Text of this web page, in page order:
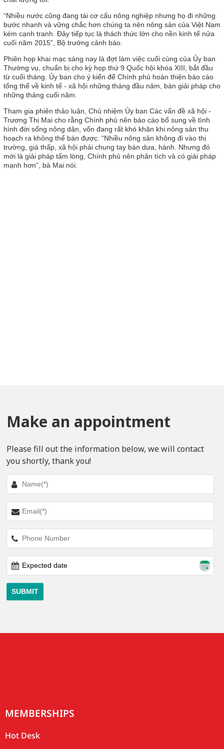
“Nhiều nước cũng đang tái cơ cấu nông nghiệp nhưng họ đi những
bước nhanh và vững chắc hơn chúng ta nên nông sản của Việt Nam
kém cạnh tranh. Đây tiếp tục là thách thức lớn cho nền kinh tế nửa
cuối năm 2015”, Bộ trưởng cảnh báo.
Phiên họp khai mạc sáng nay là đợt làm việc cuối cùng của Ủy ban
Thường vụ, chuẩn bị cho kỳ họp thứ 9 Quốc hội khóa XIII, bắt đầu
từ cuối tháng. Ủy ban cho ý kiến để Chính phủ hoàn thiện báo cáo
tổng thể về kinh tế - xã hội những tháng đầu năm, bàn giải pháp cho
những tháng cuối năm.
Tham gia phiên thảo luận, Chủ nhiệm Ủy ban Các vấn đề xã hội -
Trương Thị Mai cho rằng Chính phủ nên báo cáo bổ sung về tình
hình đời sống nông dân, vốn đang rất khó khăn khi nông sản thu
hoạch ra không thể bán được. “Nhiều nông sản không đi vào thị
trường, giá thấp, xã hội phải chung tay bán dưa, hành. Nhưng đó
mới là giải pháp tấm lòng, Chính phủ nên phân tích và có giải pháp
mạnh hơn”, bà Mai nói.
Make an appointment
Please fill out the information below, we will contact
you shortly, thank you!
MEMBERSHIPS
Hot Desk